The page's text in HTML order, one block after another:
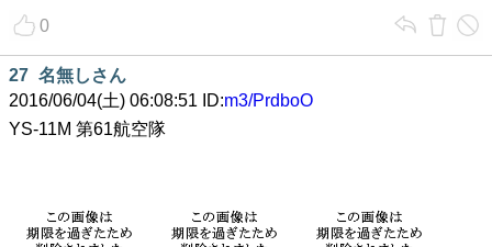
0
27 名無しさん
2016/06/04(土) 06:08:51 ID:m3/PrdboO
YS-11M 第61航空隊